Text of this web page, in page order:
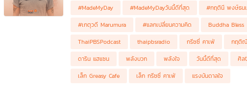
การทำเพลงที่เป็นเหมือนสิ่งที่ช่วยเยียวยาให้กับผู้ที่ได้ฟัง เป็นส่วนหนึ่งในทุ
นี้วันนี้ก็ดีเพียงพอที่สุดแล้ว
#MadeMyDay #MadeMyDayวันนี้ดีที่สุด #กฤตินี พงษ์ธน
#เกตุวดี Marumura
#แลกเปลี่ยนความคิด Buddha Bless
ThaiPBSPodcast
thaipbsradio กรีซซี่ คาเฟ่ กฤติ
ดาริน แฮแซน
พลังบวก พลังใจ วันนี้ดีที่สุด ศิล
เล็ก Greasy Cafe
เล็ก กรีซซี่ คาเฟ่ แรงบันดาลใจ